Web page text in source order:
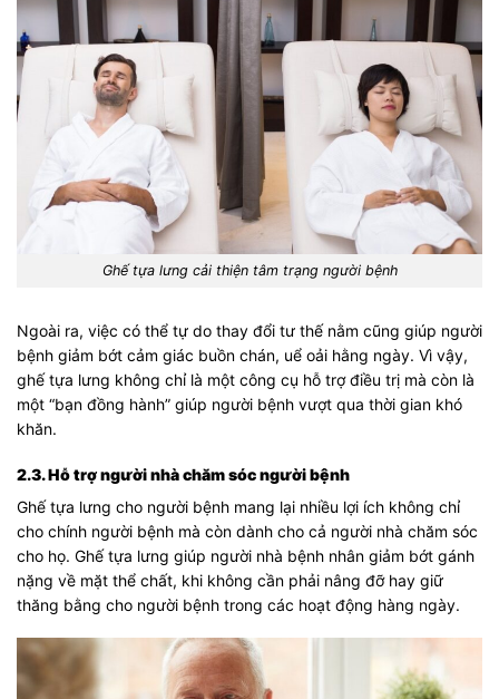
Ghế tựa lưng cải thiện tâm trạng người bệnh
Ngoài ra, việc có thể tự do thay đổi tư thế nằm cũng giúp người
bệnh giảm bớt cảm giác buồn chán, uể oải hằng ngày. Vì vậy,
ghế tựa lưng không chỉ là một công cụ hỗ trợ điều trị mà còn là
một “bạn đồng hành” giúp người bệnh vượt qua thời gian khó
khăn.
2.3. Hỗ trợ người nhà chăm sóc người bệnh
Ghế tựa lưng cho người bệnh mang lại nhiều lợi ích không chỉ
cho chính người bệnh mà còn dành cho cả người nhà chăm sóc
cho họ. Ghế tựa lưng giúp người nhà bệnh nhân giảm bớt gánh
nặng về mặt thể chất, khi không cần phải nâng đỡ hay giữ
thăng bằng cho người bệnh trong các hoạt động hàng ngày.